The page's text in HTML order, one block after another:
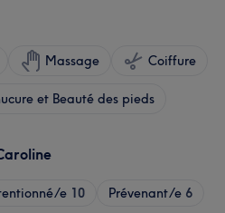
Massage Coiffure
et Beauté des pieds
e 10 Prévenant/e 6